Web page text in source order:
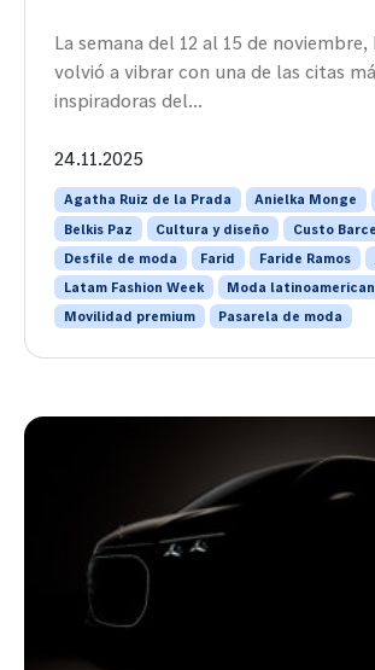
La semana del 12 al 15 de noviembre,
volvió a vibrar con una de las citas
inspiradoras del…
24.11.2025
Agatha Ruiz de la Prada Anielka Monge
Belkis Paz
Cultura y diseño
Custo
Desfile de moda
Farid Faride Ramos
Latam Fashion Week
Moda
Movilidad premium
Pasarela de moda